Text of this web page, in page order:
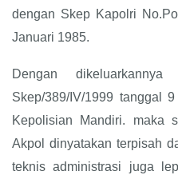
dengan Skep Kapolri
Januari 1985.
Dengan
Skep/389/IV/1999 tanggal
Kepolisian Mandiri. maka
Akpol dinyatakan terpisah
teknis administrasi juga